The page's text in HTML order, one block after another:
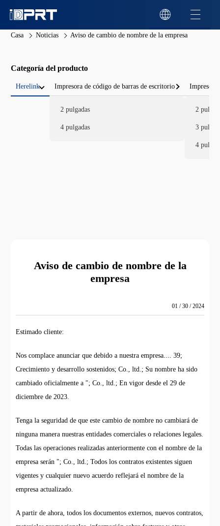
Casa Noticias Aviso de cambio de nombre de la empresa
Categoría del producto
Herelink Impresora de código de barras de escritorio
2 pulgadas
4 pulgadas
Impresora
2
3
4
Aviso de cambio de nombre de la
empresa
01 / 30 / 2024
Estimado cliente:
Nos complace anunciar que debido a nuestra empresa.... 39;
Crecimiento y desarrollo sostenidos; Co., ltd.; Su nombre ha sido
cambiado oficialmente a "; Co., ltd.; En vigor desde el 29 de
diciembre de 2023.
Tenga la seguridad de que este cambio de nombre no cambiará de
ninguna manera nuestras entidades comerciales o relaciones legales.
Todas las operaciones realizadas anteriormente con el nombre de la
empresa serán "; Co., ltd.; Todos los contratos existentes siguen
vigentes y cualquier nuevo acuerdo reflejará el nombre de la
empresa actualizado.
A partir de ahora, todos los documentos externos, nuevos contratos,